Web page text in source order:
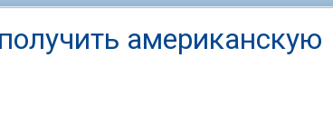
американскую